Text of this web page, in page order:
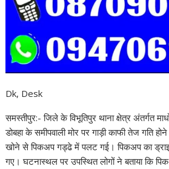
Dk, Desk
समस्तीपुर:- जिले के विभूतिपुर थाना क्षेत्र अंतर्गत
डोबहा के समीपवाली मोर पर गाड़ी काफी तेज गति
खोने से पिकअप गड्ढे में पलट गई। पिकअप का
गए। घटनास्थल पर उपस्थित लोगों ने बताया कि